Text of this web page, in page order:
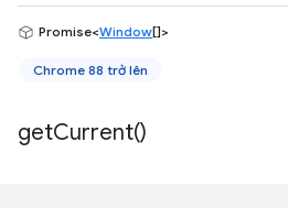
Promise<Window[]>
Chrome 88 trở lên
getCurrent()